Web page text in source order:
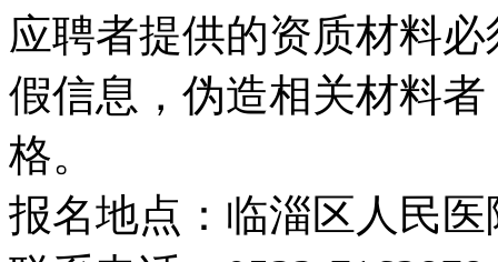
应聘者提供的资质材料
假信息，伪造相关材料
格。
报名地点：临淄区人民